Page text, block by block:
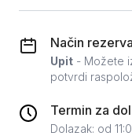
Način
Upit - Možete
potvrdi
Termin za
Dolazak: od